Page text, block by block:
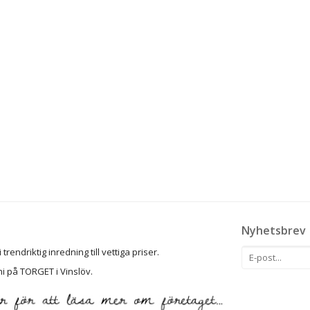
Nyhetsbrev
trendriktig inredning till vettiga priser.
TORGET i Vinslöv.